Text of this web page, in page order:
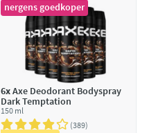
nergens goedkoper
6xAxe Deodorant Bodyspray
Dark Temptation
150 ml
389